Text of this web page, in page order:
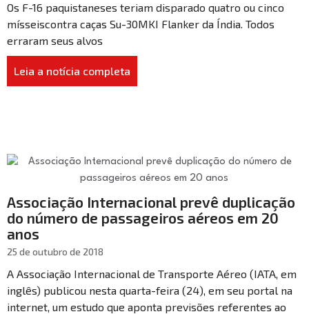
Os F-16 paquistaneses teriam disparado quatro ou cinco
mísseiscontra caças Su-30MKI Flanker da Índia. Todos
erraram seus alvos
Leia a notícia completa
Associação Internacional prevê duplicação
do número de passageiros aéreos em 20
anos
25 de outubro de 2018
A Associação Internacional de Transporte Aéreo (IATA, em
inglês) publicou nesta quarta-feira (24), em seu portal na
internet, um estudo que aponta previsões referentes ao